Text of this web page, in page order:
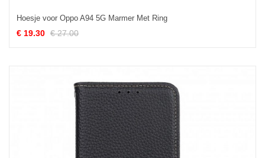
Hoesje voor Oppo A94 5G Marmer Met Ring
€ 19.30 € 27.00